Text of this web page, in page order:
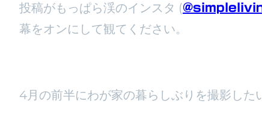
投稿がもっぱら渓のインスタ (
幕をオンにして観てください。
4月の前半にわが家の暮らしぶりを撮影し